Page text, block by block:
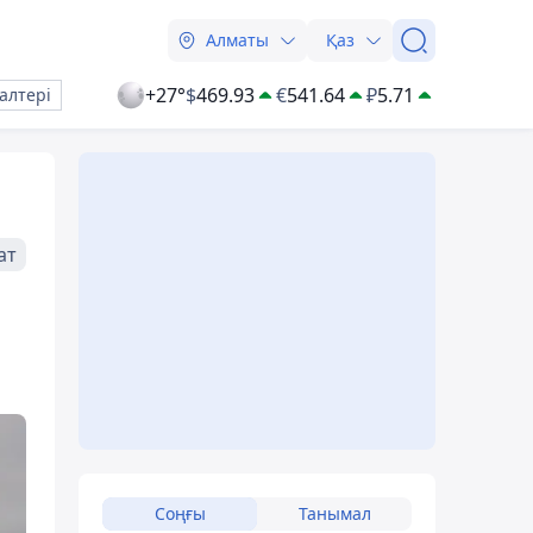
Алматы Қаз
+27°$469.93 €541.64 ₽5.71
Соңғы Танымал